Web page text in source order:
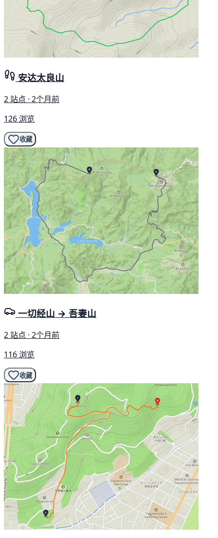
安达太良山
2 站点 · 2个月前
126 浏览
收藏
一切经山 → 吾妻山
2 站点 · 2个月前
116 浏览
收藏